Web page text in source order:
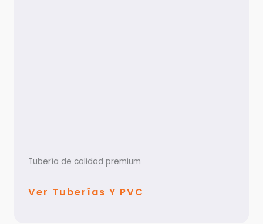
Tubería de calidad premium
Ver Tuberías Y PVC